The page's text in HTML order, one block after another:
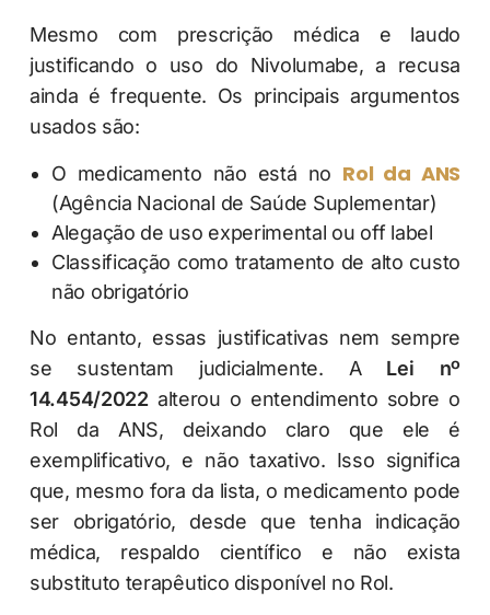
Mesmo com prescrição médica e laudo
justificando o uso do Nivolumabe, a recusa
ainda é frequente. Os principais argumentos
usados são:
O medicamento não está no Rol da ANS
(Agência Nacional de Saúde Suplementar)
Alegação de uso experimental ou off label
Classificação como tratamento de alto custo
não obrigatório
No entanto, essas justificativas nem sempre
se sustentam judicialmente. A Lei nº
14.454/2022alterou o entendimento sobre o
Rol da ANS, deixando claro que ele é
exemplificativo, e não taxativo. Isso significa
que, mesmo fora da lista, o medicamento pode
ser obrigatório, desde que tenha indicação
médica, respaldo científico e não exista
substituto terapêutico disponível no Rol.